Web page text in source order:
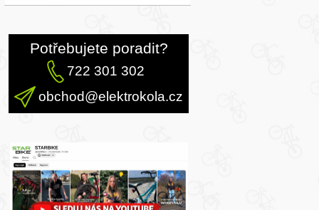
Potřebujete poradit?
722 301 302
obchod@elektrokola.cz